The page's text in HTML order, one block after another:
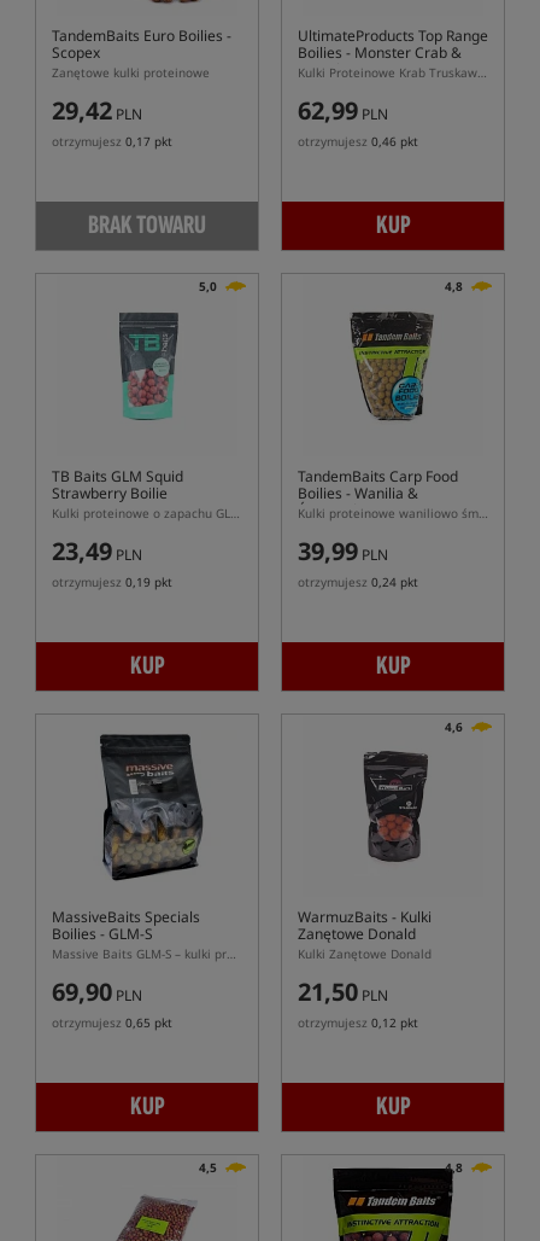
TandemBaits Euro Boilies -
Scopex
Zanętowe kulki proteinowe
29,42 PLN
otrzymujesz 0,17 pkt
BRAK TOWARU
UltimateProducts Top Range
Boilies - Monster Crab &
Strawberry
Kulki Proteinowe Krab Truskawka
62,99 PLN
otrzymujesz 0,46 pkt
KUP
5,0
TB Baits GLM Squid
Strawberry Boilie
Kulki proteinowe o zapachu GLM, truskawka i kałamarnica
23,49 PLN
otrzymujesz 0,19 pkt
KUP
4,8
TandemBaits Carp Food
Boilies - Wanilia &
Śmietanka
Kulki proteinowe waniliowo śmietankowe
39,99 PLN
otrzymujesz 0,24 pkt
KUP
MassiveBaits Specials
Boilies - GLM-S
Massive Baits GLM-S – kulki proteinowe z ekstraktów małżowych
69,90 PLN
otrzymujesz 0,65 pkt
KUP
4,6
WarmuzBaits - Kulki
Zanętowe Donald
Kulki Zanętowe Donald
21,50 PLN
otrzymujesz 0,12 pkt
KUP
4,5 4,8